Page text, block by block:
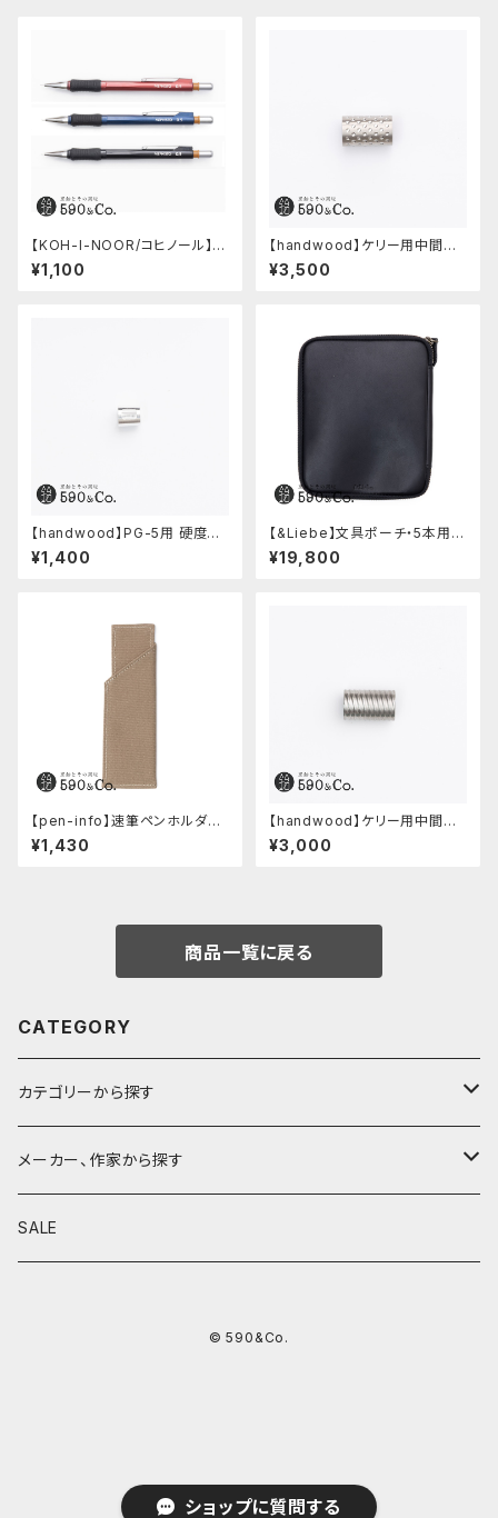
ショップに質問する
【KOH-I-NOOR/コヒノール】M
ephisto profi 5035シャープ
ペンシル(0.5mm)
¥1,100
【handwood】ケリー用中間パ
ーツ/カスタムグリップ (ディンプ
ル/ステンレス)
¥3,500
【handwood】PG-5用 硬度表
示窓 (アルミ/長方形)
¥1,400
【&Liebe】文具ポーチ・5本用
(スムースブラック)
¥19,800
【pen-info】速筆ペンホルダー
590&Co.別注色 (ベージュ)
¥1,430
【handwood】ケリー用中間パ
ーツ/カスタムグリップ (多条/ス
テンレス)
¥3,000
商品一覧に戻る
CATEGORY
カテゴリーから探す
鉛筆
鉛筆補助軸
メーカー、作家から探す
590&Co.
シャープペンシルIII
SALE
© 590&Co.